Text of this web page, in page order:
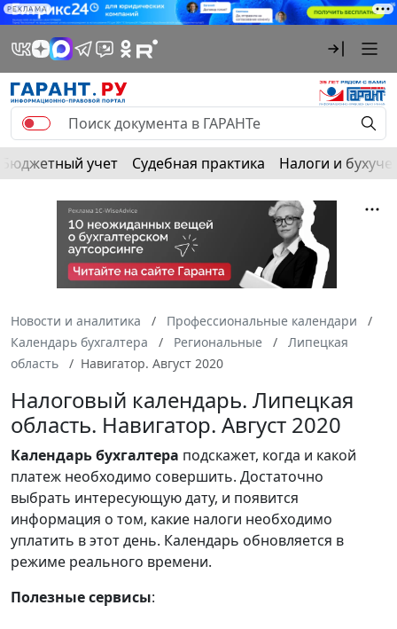
РЕКЛАМА
Бюджетный учет Судебная практика Налоги и
Новости и аналитика
Профессиональные календари
Календарь бухгалтера
Региональные
Липецкая
область
Навигатор. Август 2020
Налоговый календарь. Липецкая
область. Навигатор. Август 2020
Календарьбухгалтера подскажет, когда и какой
платеж необходимо совершить. Достаточно
выбрать интересующую дату, и появится
информация о том, какие налоги необходимо
уплатить в этот день. Календарь обновляется в
режиме реального времени.
Полезные сервисы: